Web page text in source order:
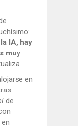
IA, hay
muy
en
de